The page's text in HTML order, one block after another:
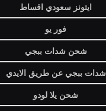
ايتونز سعودي اقساط
فور يو
شحن شدات ببجي
شدات ببجي عن طريق الايدي
شحن يلا لودو